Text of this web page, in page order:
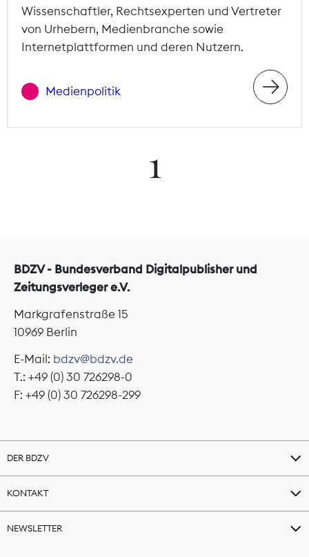
Wissenschaftler, Rechtsexperten und Vertreter
von Urhebern, Medienbranche sowie
Internetplattformen und deren Nutzern.
Medienpolitik
1
BDZV - Bundesverband Digitalpublisher und
Zeitungsverleger e.V.
Markgrafenstraße 15
10969 Berlin
E-Mail: bdzv@bdzv.de
T.: +49 (0) 30 726298-0
F: +49 (0) 30 726298-299
DER BDZV
KONTAKT
NEWSLETTER